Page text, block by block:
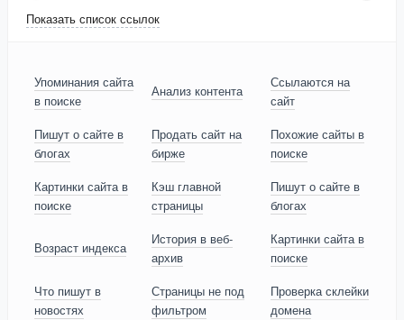
Показать список ссылок
Упоминания сайта
в поиске
Анализ контента
Ссылаются на
сайт
Пишут о сайте в
блогах
Продать сайт на
бирже
Похожие сайты в
поиске
Картинки сайта в
поиске
Кэш главной
страницы
Пишут о сайте в
блогах
Возраст индекса
История в веб-
архив
Картинки сайта в
поиске
Что пишут в
новостях
Страницы не под
фильтром
Проверка склейки
домена